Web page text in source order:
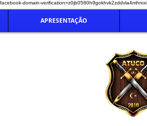
facebook-domain-verification=z0jb0580h9gokhvk2zddvla4mhrxxi
APRESENTAÇÃO